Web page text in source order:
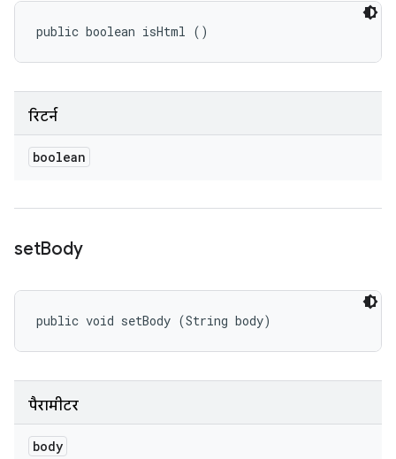
public boolean isHtml ()
रिटर्न
boolean
setBody
public void setBody (String body)
पैरामीटर
body